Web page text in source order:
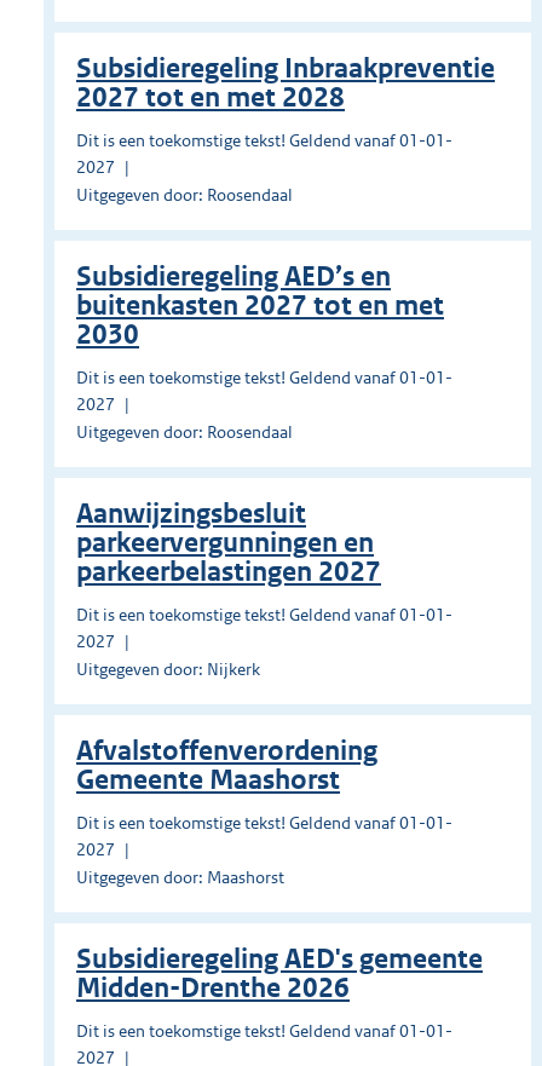
Subsidieregeling Inbraakpreventie
2027 tot en met 2028
Dit is een toekomstige tekst! Geldend vanaf 01-01-
2027
Uitgegeven door: Roosendaal
Subsidieregeling AED’s en
buitenkasten 2027 tot en met
2030
Dit is een toekomstige tekst! Geldend vanaf 01-01-
2027
Uitgegeven door: Roosendaal
Aanwijzingsbesluit
parkeervergunningen en
parkeerbelastingen 2027
Dit is een toekomstige tekst! Geldend vanaf 01-01-
2027
Uitgegeven door: Nijkerk
Afvalstoffenverordening
Gemeente Maashorst
Dit is een toekomstige tekst! Geldend vanaf 01-01-
2027
Uitgegeven door: Maashorst
Subsidieregeling AED's gemeente
Midden-Drenthe 2026
Dit is een toekomstige tekst! Geldend vanaf 01-01-
2027